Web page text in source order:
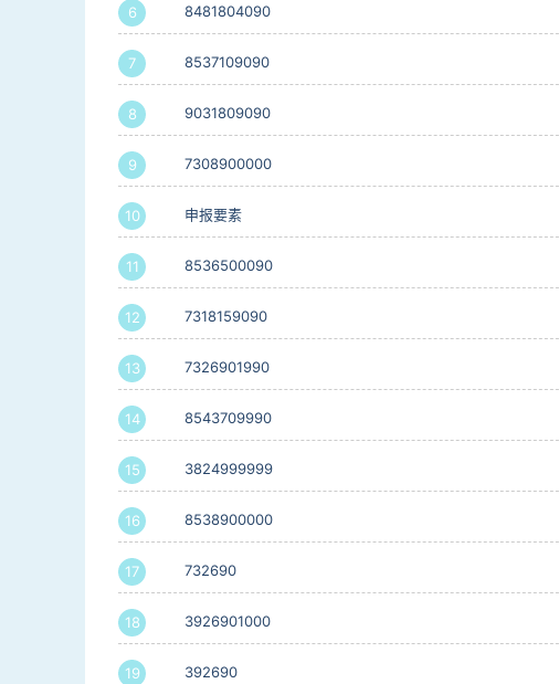
6 8481804090
7 8537109090
8 9031809090
9 7308900000
10 申报要素
11 8536500090
12 7318159090
13 7326901990
14 8543709990
15 3824999999
16 8538900000
17 732690
18 3926901000
19 392690